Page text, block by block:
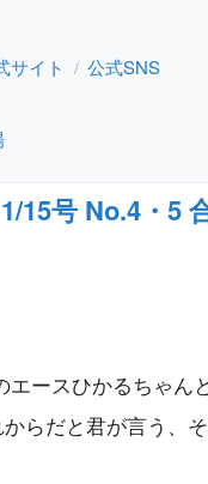
サイト
公式SNS
15号 No.4・5
エースひかるちゃ
らだと君が言う、